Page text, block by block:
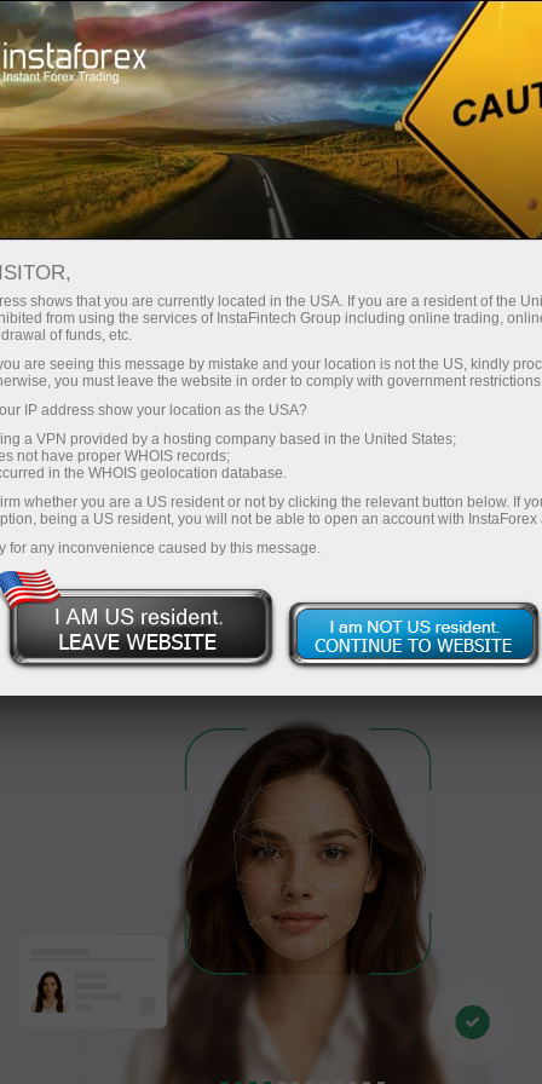
Untuk Pedagang
Pembukaan Akaun
Pengesahan Akaun
Pengesahan akaun
dagangan
Adakah anda merancang untuk depositkan akaun
anda menggunakan kad atau pemindahan bank?
Dalam kedua-dua kes, anda perlu mengesahkan
akaun anda. Teruskan membaca untuk
mengetahui caranya!
Teruskan ke pengesahan
shows that you are currently located in the USA. If you are a resident of the
from using the services of InstaFintech Group including online trading,
of funds, etc.
are seeing this message by mistake and your location is not the US, kindly
you must leave the website in order to comply with government
IP address show your location as the USA?
a VPN provided by a hosting company based in the United States;
not have proper WHOIS records;
in the WHOIS geolocation database.
whether you are a US resident or not by clicking the relevant button below. If
being a US resident, you will not be able to open an account with InstaForex
for any inconvenience caused by this message.